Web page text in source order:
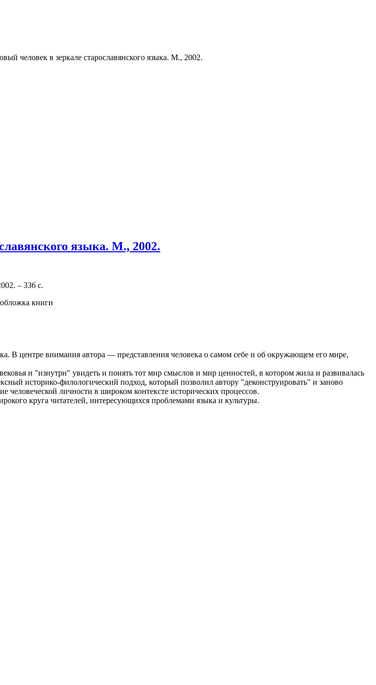
человек в зеркале старославянского языка. М., 2002.
языка. М., 2002.
– 336 с.
В центре внимания автора — представления человека о самом себе и об окружающем его мире,
и "изнутри" увидеть и понять тот мир смыслов и мир ценностей, в котором жила и развивалась
историко-филологический подход, который позволил автору "деконструировать" и заново
человеческой личности в широком контексте исторических процессов.
круга читателей, интересующихся проблемами языка и культуры.